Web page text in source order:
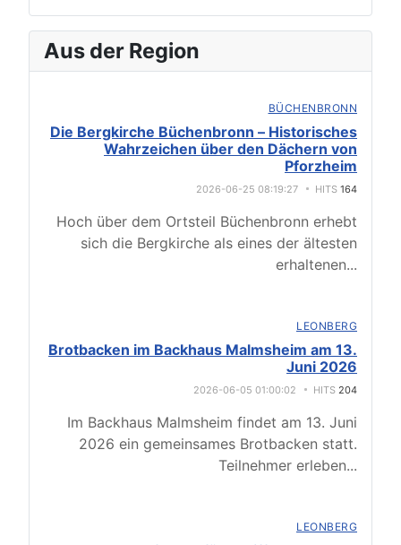
Aus der Region
BÜCHENBRONN
Die Bergkirche Büchenbronn – Historisches
Wahrzeichen über den Dächern von
Pforzheim
2026-06-25 08:19:27 HITS 164
Hoch über dem Ortsteil Büchenbronn erhebt
sich die Bergkirche als eines der ältesten
erhaltenen...
LEONBERG
Brotbacken im Backhaus Malmsheim am 13.
Juni 2026
2026-06-05 01:00:02 HITS 204
Im Backhaus Malmsheim findet am 13. Juni
2026 ein gemeinsames Brotbacken statt.
Teilnehmer erleben...
LEONBERG